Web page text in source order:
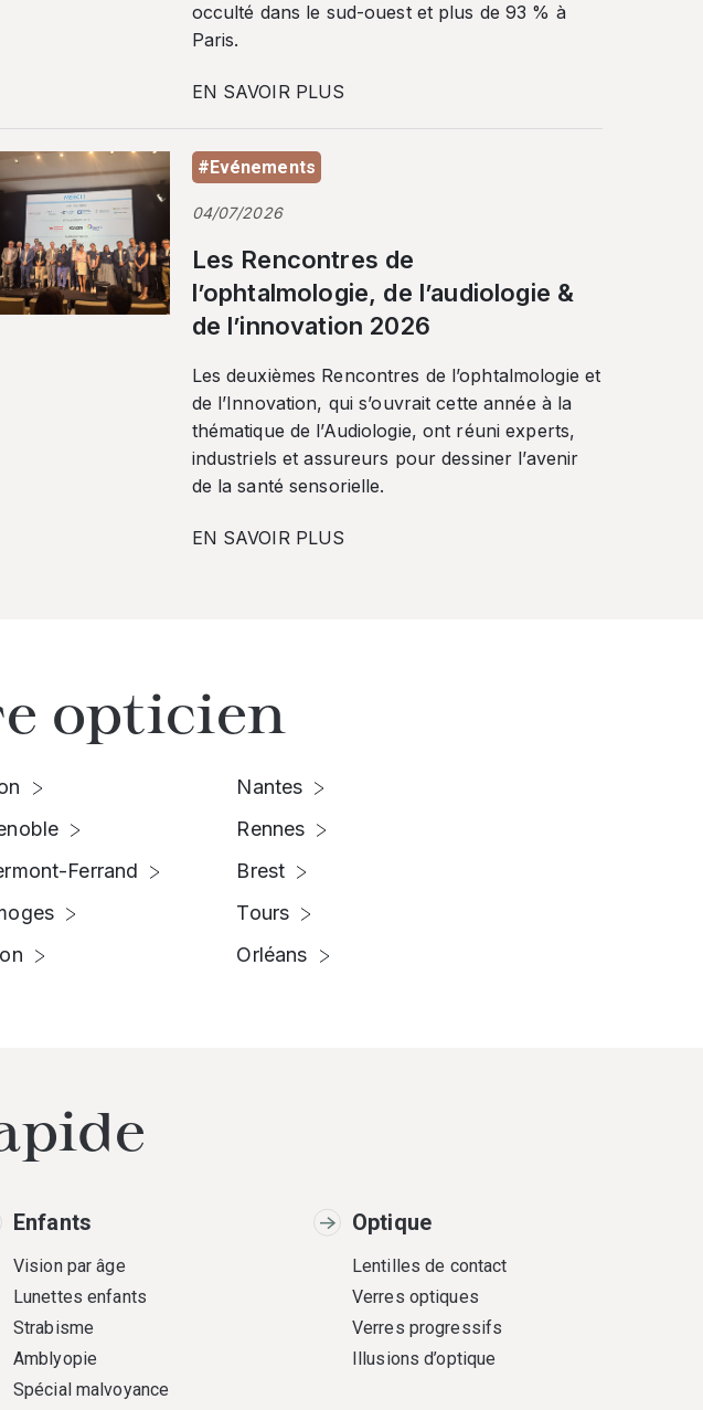
occulté dans le sud-ouest et plus de 93 % à
Paris.
EN SAVOIR PLUS
#Evénements
04/07/2026
Les Rencontres de
l’ophtalmologie, de l’audiologie &
de l’innovation 2026
Les deuxièmes Rencontres de l’ophtalmologie et
de l’Innovation, qui s’ouvrait cette année à la
thématique de l’Audiologie, ont réuni experts,
industriels et assureurs pour dessiner l’avenir
de la santé sensorielle.
EN SAVOIR PLUS
opticien
Ferrand
Nantes
Rennes
Brest
Tours
Orléans
Enfants
Vision par âge
Lunettes enfants
Strabisme
Amblyopie
Spécial malvoyance
Optique
Lentilles de contact
Verres optiques
Verres progressifs
Illusions d’optique